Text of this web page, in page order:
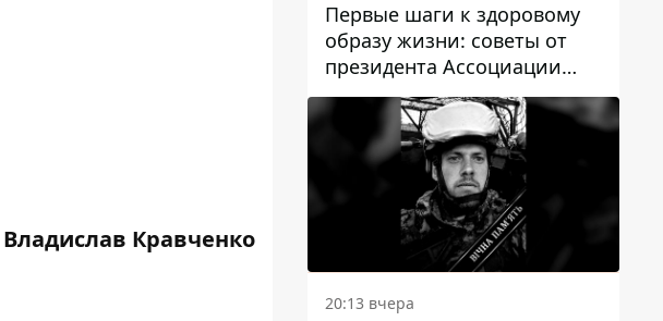
Владислав Кравченко
Первые шаги к здоровому
образу жизни: советы от
президента Ассоциации
диетологов Украины
20:13 вчера